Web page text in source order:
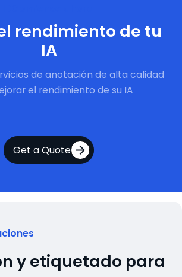
rendimiento de tu
IA
de anotación de alta calidad
el rendimiento de su IA
Get a Quote
y etiquetado para